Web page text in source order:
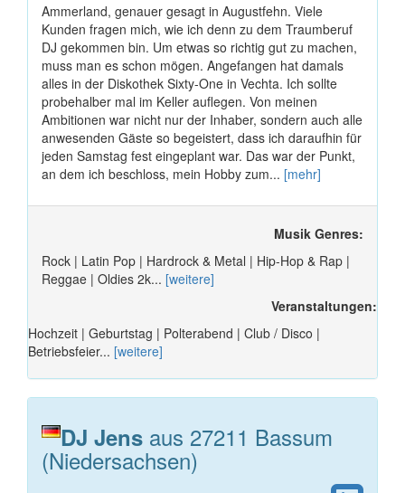
Ammerland, genauer gesagt in Augustfehn. Viele
Kunden fragen mich, wie ich denn zu dem Traumberuf
DJ gekommen bin. Um etwas so richtig gut zu machen,
muss man es schon mögen. Angefangen hat damals
alles in der Diskothek Sixty-One in Vechta. Ich sollte
probehalber mal im Keller auflegen. Von meinen
Ambitionen war nicht nur der Inhaber, sondern auch alle
anwesenden Gäste so begeistert, dass ich daraufhin für
jeden Samstag fest eingeplant war. Das war der Punkt,
an dem ich beschloss, mein Hobby zum... [mehr]
Musik Genres:
Rock | Latin Pop | Hardrock & Metal | Hip-Hop & Rap |
Reggae | Oldies 2k... [weitere]
Veranstaltungen:
Hochzeit | Geburtstag | Polterabend | Club / Disco |
Betriebsfeier... [weitere]
DJ Jens aus 27211 Bassum
(Niedersachsen)